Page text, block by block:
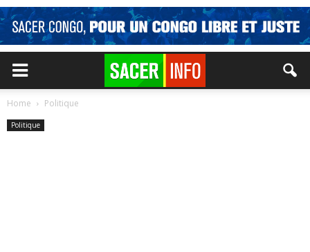
Home Politique
Politique